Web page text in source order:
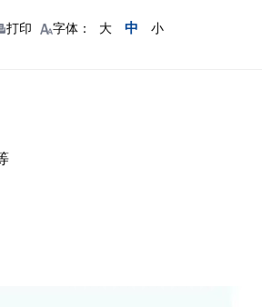
打印 字体： 大 中 小